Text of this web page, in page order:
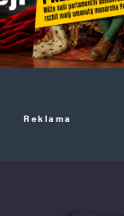
Reklama